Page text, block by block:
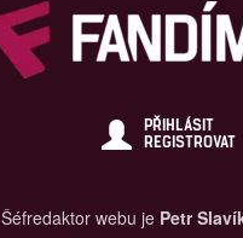
PŘIHLÁSIT
REGISTROVAT
Šéfredaktor webu je Petr